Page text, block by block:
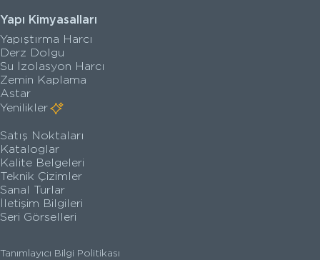
Yapı Kimyasalları
Yapıştırma Harcı
Derz Dolgu
Su İzolasyon Harcı
Zemin Kaplama
Astar
Yenilikler
Satış Noktaları
Kataloglar
Kalite Belgeleri
Teknik Çizimler
Sanal Turlar
İletişim Bilgileri
Seri Görselleri
Tanımlayıcı Bilgi Politikası